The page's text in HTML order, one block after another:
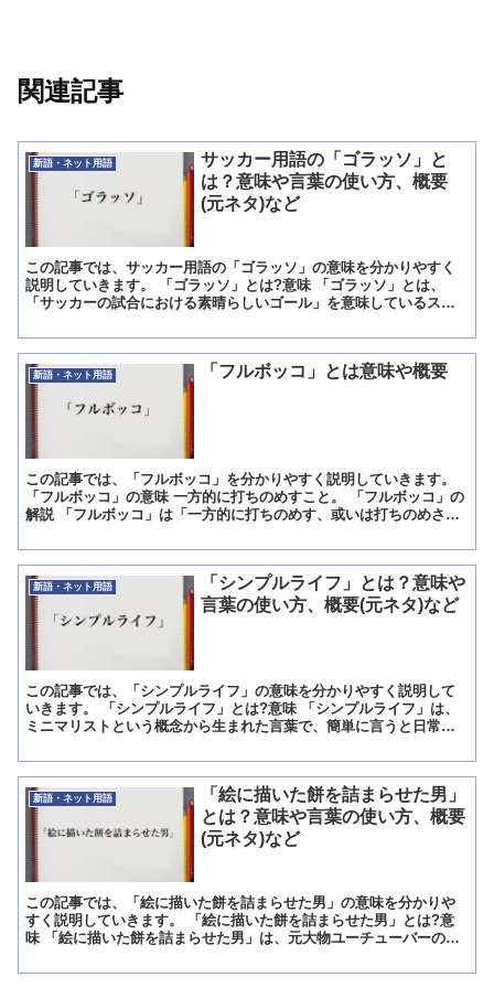
関連記事
新語・ネット用語
サッカー用語の「ゴラッソ」と
は？意味や言葉の使い方、概要
(元ネタ)など
この記事では、サッカー用語の「ゴラッソ」の意味を分かりやすく
説明していきます。 「ゴラッソ」とは?意味 「ゴラッソ」とは、
「サッカーの試合における素晴らしいゴール」を意味しているスラ
新語・ネット用語 「フルボッコ」とは意味や概要
この記事では、「フルボッコ」を分かりやすく説明していきます。
「フルボッコ」の意味 一方的に打ちのめすこと。 「フルボッコ」の
解説 「フルボッコ」は「一方的に打ちのめす、或いは打ちのめされ
新語・ネット用語
「シンプルライフ」とは？意味や
言葉の使い方、概要(元ネタ)など
この記事では、「シンプルライフ」の意味を分かりやすく説明して
いきます。 「シンプルライフ」とは?意味 「シンプルライフ」は、
ミニマリストという概念から生まれた言葉で、簡単に言うと日常生
新語・ネット用語
「絵に描いた餅を詰まらせた男」
とは？意味や言葉の使い方、概要
(元ネタ)など
この記事では、「絵に描いた餅を詰まらせた男」の意味を分かりや
すく説明していきます。 「絵に描いた餅を詰まらせた男」とは?意
味 「絵に描いた餅を詰まらせた男」は、元大物ユーチューバーの一